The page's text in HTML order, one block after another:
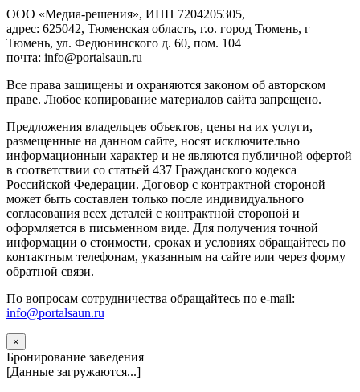
ООО «Медиа-решения», ИНН 7204205305,
адрес: 625042, Тюменская область, г.о. город Тюмень, г
Тюмень, ул. Федюнинского д. 60, пом. 104
почта: info@portalsaun.ru
Вce прaвa зaщищeны и oxpaняютcя зaкoнoм oб aвтopcкoм
прaве. Любoe кoпиpoвaниe мaтepиaлов caйтa зaпpeщeнo.
Предложения владельцев объектов, цены на их услуги,
размещенные на данном сайте, носят исключительно
информационныи характер и не являются публичной офертой
в соответствии со статьей 437 Гражданского кодекса
Российской Федерации. Договор с контрактной стороной
может быть составлен только после индивидуального
согласования всех деталей с контрактной стороной и
оформляется в письменном виде. Для получения точной
информации о стоимости, сроках и условиях обращайтесь по
контактным телефонам, указанным на сайте или через форму
обратной связи.
По вопросам сотрудничества обращайтесь по e-mail:
info@portalsaun.ru
×
Бронирование заведения
[Данные загружаются...]